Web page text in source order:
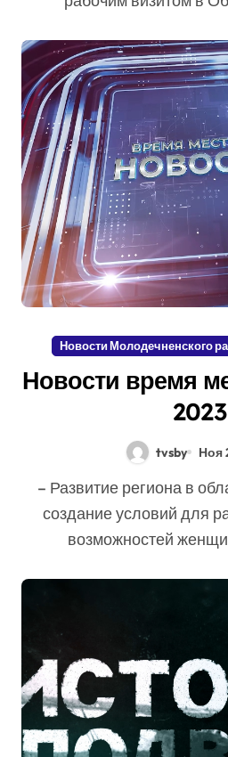
Новости Молодечненского
Новости время
2023
tvsby Ноя
– Развитие региона в области образования,
создание условий для
возможностей